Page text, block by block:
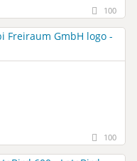
100
100